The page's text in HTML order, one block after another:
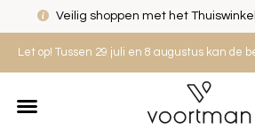
Veilig shoppen met het